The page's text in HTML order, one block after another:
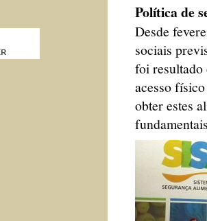
Política de
Desde
sociais
foi resultado
acesso
obter estes